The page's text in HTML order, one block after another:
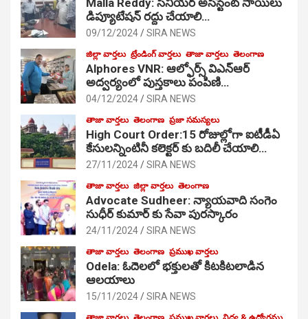
డిప్యూటేషన్ రద్దు చేయాలి…
09/12/2024 SIRA NEWS
జిల్లా వార్తలు ట్రేండింగ్ వార్తలు తాజా వార్తలు తెలంగాణ
Alphores VNR: ఆల్ఫోర్స్ విఎన్ఆర్
అద్వర్యంలో పుస్తకాలు పంపిణి…
04/12/2024 SIRA NEWS
తాజా వార్తలు తెలంగాణ ప్రజా సమస్యలు
High Court Order:15 రోజుల్లోగా ఐటీడీఏ
కేసులన్నింటినీ కలెక్టర్ కు బదిలీ చేయాలి…
27/11/2024 SIRA NEWS
తాజా వార్తలు జిల్లా వార్తలు తెలంగాణ
Advocate Sudheer: న్యాయవాది సంగెం
సుధీర్ కుమార్ కు సేవా పురస్కారం
24/11/2024 SIRA NEWS
తాజా వార్తలు తెలంగాణ ప్రముఖ వార్తలు
Odela: ఓదెల‌లో భక్తులతో కిటకిటలాడిన
ఆల‌యాలు
15/11/2024 SIRA NEWS